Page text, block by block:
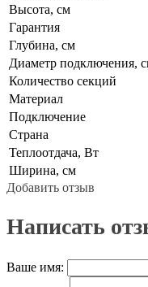
Высота, см
Гарантия
Глубина, см
Диаметр подключения,
Количество секций
Материал
Подключение
Страна
Теплоотдача, Вт
Ширина, см
Добавить отзыв
Написать
Ваше имя: